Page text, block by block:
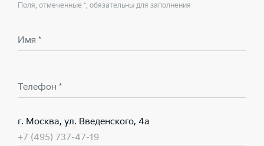
Поля, отмеченные *, обязательны для заполнения
Имя *
Телефон *
г. Москва, ул. Введенского, 4а
+7 (495) 737-47-19